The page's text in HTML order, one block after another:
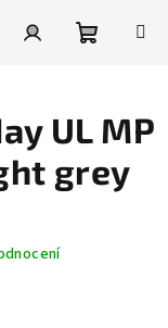
košík
UL MP
grey